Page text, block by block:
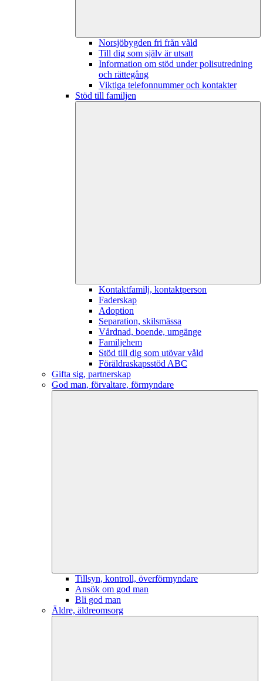
Norsjöbygden fri från våld
Till dig som själv är utsatt
Information om stöd under polisutredning
och rättegång
Viktiga telefonnummer och kontakter
Stöd till familjen
Kontaktfamilj, kontaktperson
Faderskap
Adoption
Separation, skilsmässa
Vårdnad, boende, umgänge
Familjehem
Stöd till dig som utövar våld
Föräldraskapsstöd ABC
Gifta sig, partnerskap
God man, förvaltare, förmyndare
Tillsyn, kontroll, överförmyndare
Ansök om god man
Bli god man
Äldre, äldreomsorg